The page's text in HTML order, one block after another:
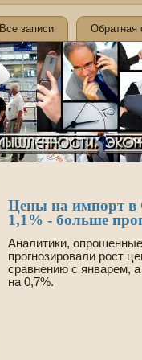
Все записи Обратная
Цены на импорт
1,1% - больше
Аналитики,
прогнозировали рост
сравнению с январем,
на 0,7%.